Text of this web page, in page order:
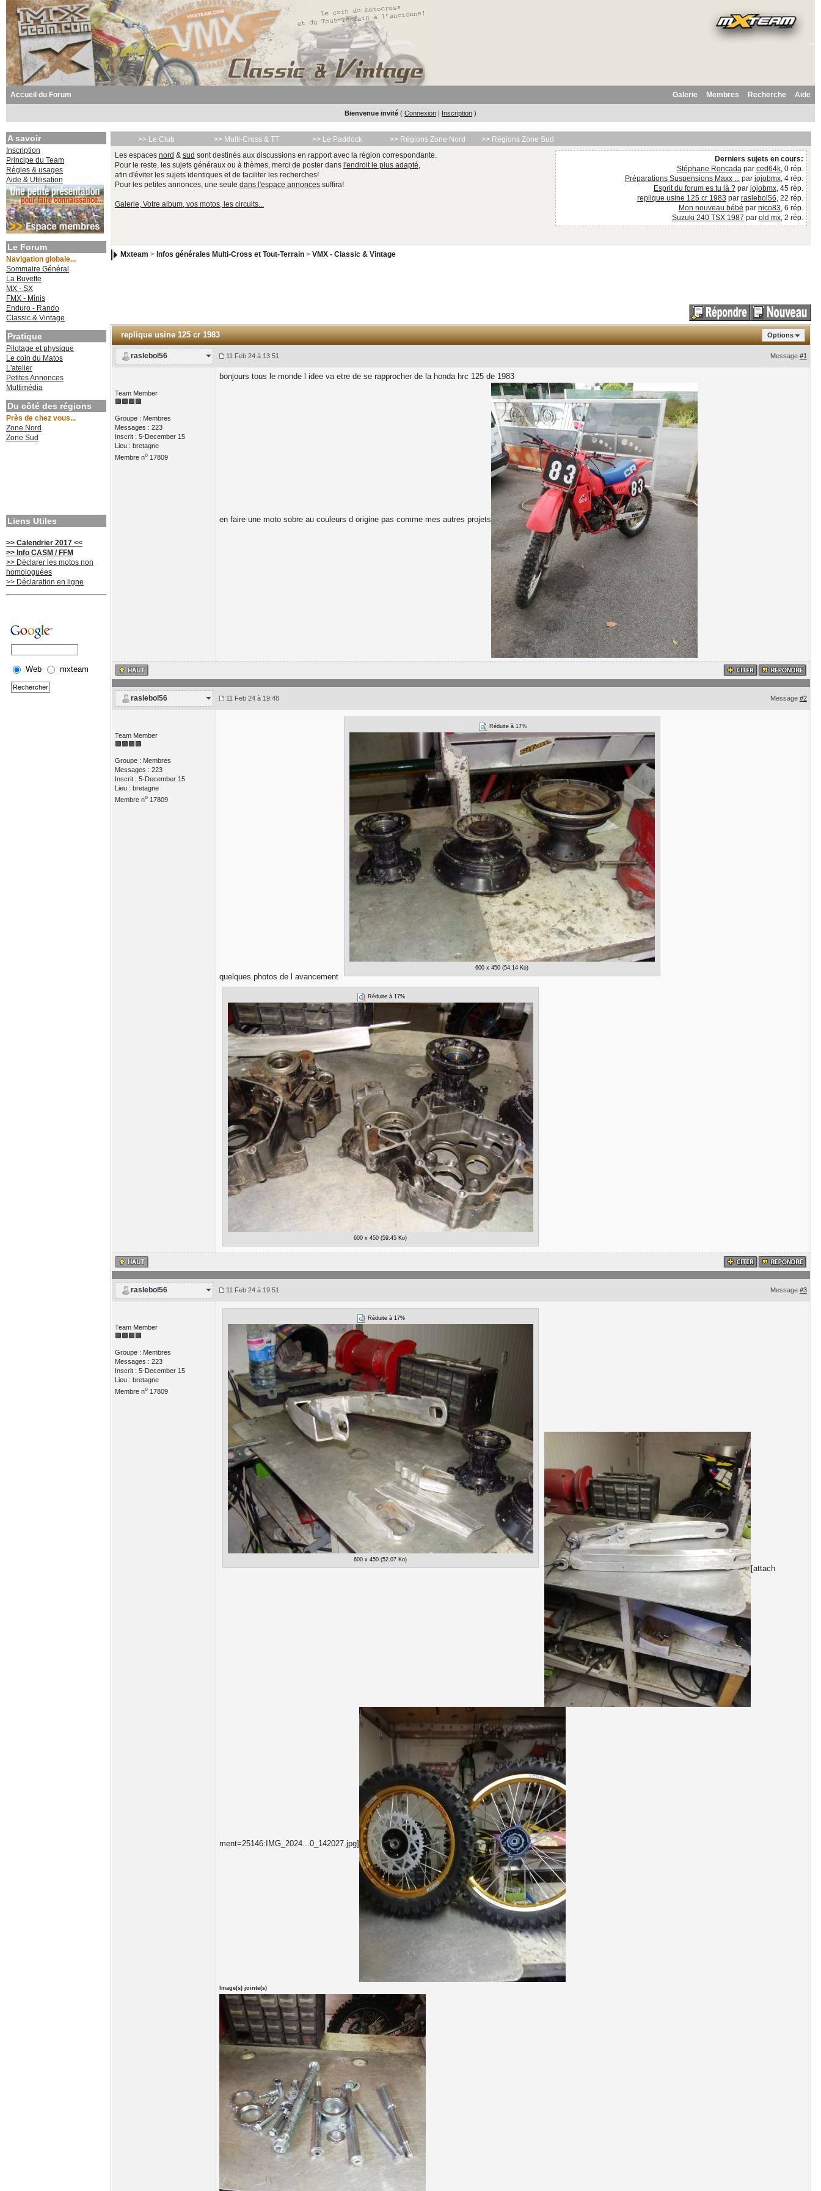
Accueil du Forum Aide
Recherche
Membres
Galerie
Bienvenue invité ( Connexion | Inscription )
A savoir
Inscription
Principe du Team
Règles & usages
Aide & Utilisation
Le Forum
Navigation globale...
Sommaire Général
La Buvette
MX - SX
FMX - Minis
Enduro - Rando
Classic & Vintage
Pratique
Pilotage et physique
Le coin du Matos
L'atelier
Petites Annonces
Multimédia
Du côté des régions
Près de chez vous...
Zone Nord
Zone Sud
Liens Utiles
>> Calendrier 2017 <<
>> Info CASM / FFM
>> Déclarer les motos non
homologuées
>> Déclaration en ligne
Web mxteam
>> Le Club >> Multi-Cross & TT >> Le Paddock >> Régions Zone Nord
>> Régions Zone Sud
Les espaces nord & sud sont destinés aux discussions en rapport avec la région correspondante.
Pour le reste, les sujets généraux ou à thèmes, merci de poster dans l'endroit le plus adapté,
afin d'éviter les sujets identiques et de faciliter les recherches!
Pour les petites annonces, une seule dans l'espace annoncessuffira!
Galerie, Votre album, vos motos, les circuits...
Derniers sujets en cours:
Stéphane Roncadapar ced64k, 0 rép.
Préparations Suspensions Maxx ...par jojobmx, 4 rép.
Esprit du forum es tu là ?par jojobmx, 45 rép.
replique usine 125 cr 1983 par raslebol56, 22 rép.
Mon nouveau bébé par nico83, 6 rép.
Suzuki 240 TSX 1987 par old mx, 2 rép.
Mxteam > Infos générales Multi-Cross et Tout-Terrain> VMX - Classic & Vintage
replique usine 125 cr 1983 Options
raslebol56 11 Feb 24 à 13:51 Message #1
Team Member
Groupe : Membres
Messages : 223
Inscrit : 5-December 15
Lieu : bretagne
Membre no17809
bonjours tous le monde l idee va etre de se rapprocher de la honda hrc 125 de 1983
en faire une moto sobre au couleurs d origine pas comme mes autres projets
raslebol56 11 Feb 24 à 19:48 Message #2
Team Member
Groupe : Membres
Messages : 223
Inscrit : 5-December 15
Lieu : bretagne
Membre no17809
quelques photos de l avancement
Réduite à 17%
600 x 450 (54.14 Ko)
Réduite à 17%
600 x 450 (59.45 Ko)
raslebol56 11 Feb 24 à 19:51 Message #3
Team Member
Groupe : Membres
Messages : 223
Inscrit : 5-December 15
Lieu : bretagne
Membre no17809
Réduite à 17%
600 x 450 (52.07 Ko)
[attach
ment=25146:IMG_2024...0_142027.jpg]
Image(s) jointe(s)